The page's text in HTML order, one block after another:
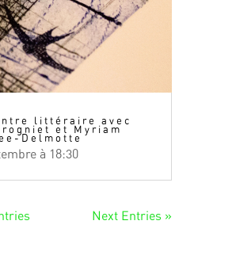
littéraire avec
et Myriam
Delmotte
à 18:30
Next Entries »